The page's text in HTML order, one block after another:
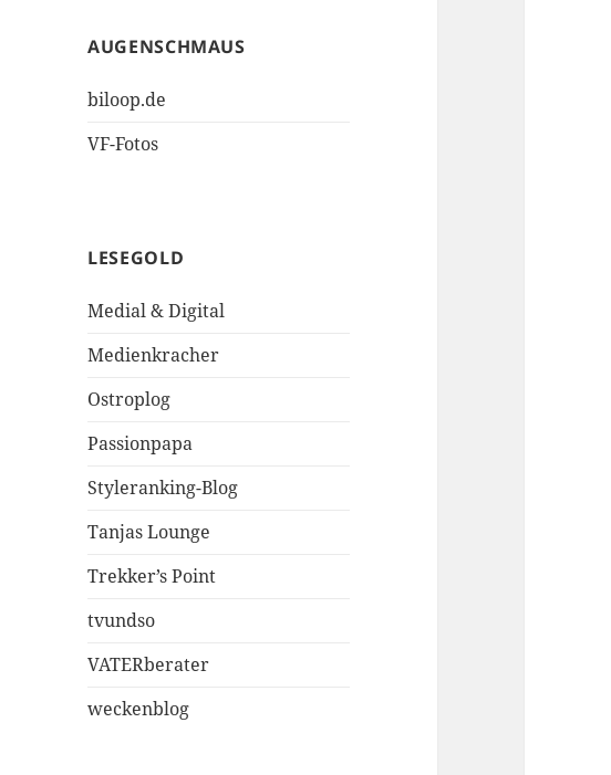
AUGENSCHMAUS
biloop.de
VF-Fotos
LESEGOLD
Medial & Digital
Medienkracher
Ostroplog
Passionpapa
Styleranking-Blog
Tanjas Lounge
Trekker’s Point
tvundso
VATERberater
weckenblog